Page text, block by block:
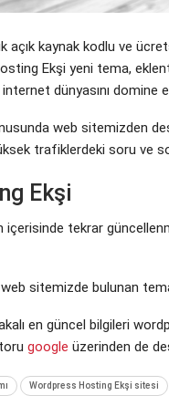
açık kaynak kodlu ve
Ekşi yeni tema,
internet dünyasını
web sitemizden
trafiklerdeki soru ve
Ekşi
içerisinde tekrar
sitemizde bulunan
en güncel bilgileri
google üzerinden de
Wordpress Hosting Ekşi sitesi